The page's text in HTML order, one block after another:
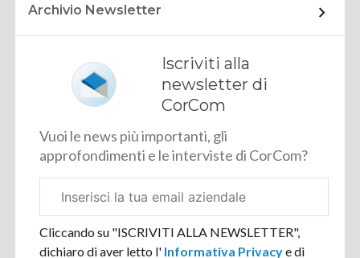
Archivio Newsletter
Iscriviti alla
newsletter di
CorCom
Vuoi le news più importanti, gli
approfondimenti e le interviste di CorCom?
aziendale
Cliccando su "ISCRIVITI ALLA NEWSLETTER",
dichiaro di aver letto l' Informativa Privacye di